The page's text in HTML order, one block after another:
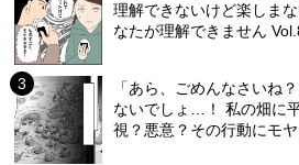
理解できないけど楽しま
なたが理解できません
「あら、ごめんなさいね
ないでしょ…！ 私の畑に
視？悪意？その行動にモ